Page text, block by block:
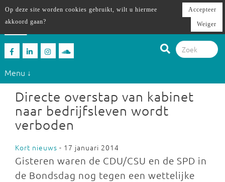
Menu ↓
Directe overstap van kabinet
naar bedrijfsleven wordt
verboden
Kort nieuws - 17 januari 2014
Gisteren waren de CDU/CSU en de SPD in
de Bondsdag nog tegen een wettelijke
Op deze site worden cookies gebruikt, wilt u hiermee
akkoord gaan?
Accepteer
Weiger